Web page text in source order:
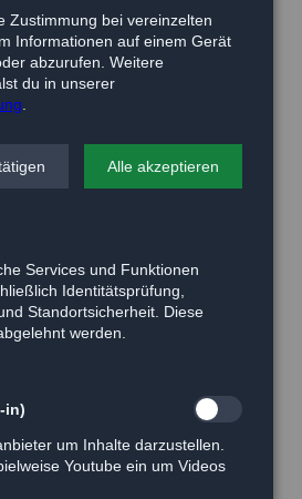
Zustimmung bei vereinzelten
Informationen auf einem Gerät
abzurufen. Weitere
du in unserer
Alle akzeptieren
Services und Funktionen
Identitätsprüfung,
Standortsicherheit. Diese
werden.
in)
um Inhalte darzustellen.
Youtube ein um Videos